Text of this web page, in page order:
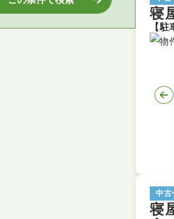
寝
中古
寝